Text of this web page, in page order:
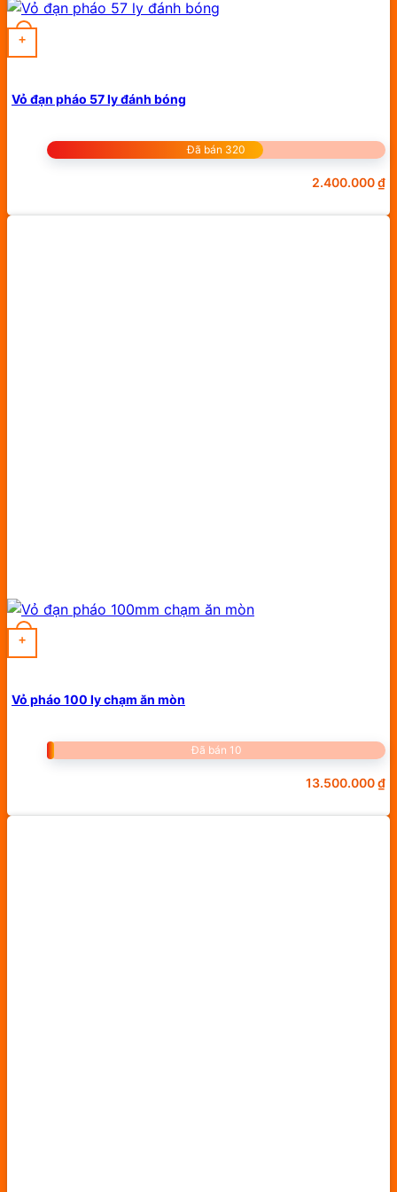
+
Vỏ đạn pháo 57 ly đánh bóng
Đã bán 320
2.400.000₫
+
Vỏ pháo 100 ly chạm ăn mòn
Đã bán 10
13.500.000₫